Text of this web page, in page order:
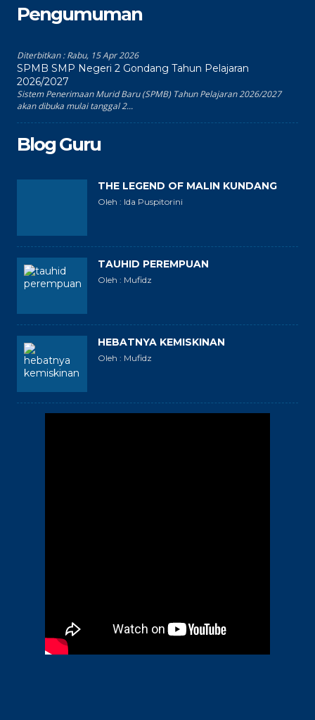
Pengumuman
Diterbitkan :Rabu, 15 Apr 2026
SPMB SMP Negeri 2 Gondang Tahun Pelajaran
2026/2027
Sistem Penerimaan Murid Baru (SPMB) Tahun Pelajaran 2026/2027
akan dibuka mulai tanggal 2...
Blog Guru
THE LEGEND OF MALIN KUNDANG
Oleh : Ida Puspitorini
TAUHID PEREMPUAN
Oleh : Mufidz
HEBATNYA KEMISKINAN
Oleh : Mufidz